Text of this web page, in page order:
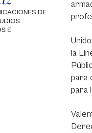
DE
E
la
para
para